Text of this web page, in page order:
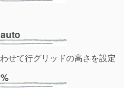
せて行グリッドの高さを設定